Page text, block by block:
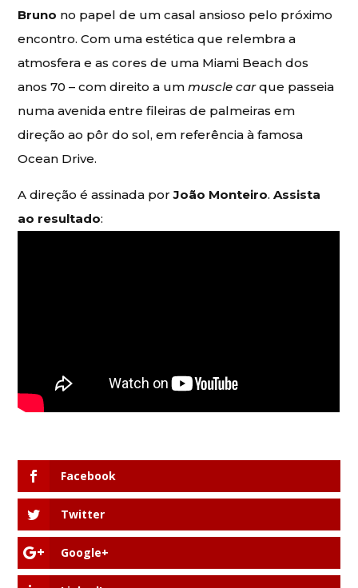
Bruno no papel de um casal ansioso pelo próximo
encontro. Com uma estética que relembra a
atmosfera e as cores de uma Miami Beach dos
anos 70 – com direito a ummuscle carque passeia
numa avenida entre fileiras de palmeiras em
direção ao pôr do sol, em referência à famosa
Ocean Drive.
A direção é assinada porJoão Monteiro.Assista
ao resultado:
Facebook
Twitter
Google+